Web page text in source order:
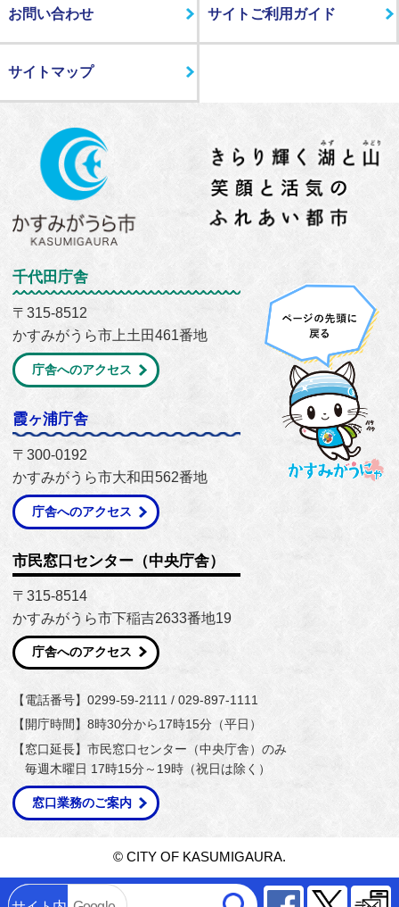
Facebook
お問い合わせ サイトご利用ガイド
サイトマップ
千代田庁舎
〒315-8512
かすみがうら市上土田461番地
庁舎へのアクセス
霞ヶ浦庁舎
〒300-0192
かすみがうら市大和田562番地
庁舎へのアクセス
市民窓口センター（中央庁舎）
〒315-8514
かすみがうら市下稲吉2633番地19
庁舎へのアクセス
【電話番号】0299-59-2111 / 029-897-1111
【開庁時間】8時30分から17時15分（平日）
【窓口延長】市民窓口センター（中央庁舎）のみ
毎週木曜日 17時15分～19時（祝日は除く）
窓口業務のご案内
© CITY OF KASUMIGAURA.